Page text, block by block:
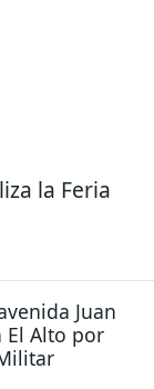
la Feria
Juan
El Alto por